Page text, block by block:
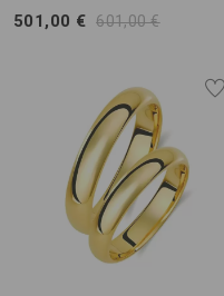
501,00 € 601,00 €